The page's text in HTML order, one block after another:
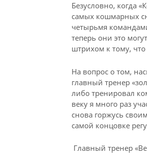
Безусловно, когда
самых кошмарных
четырьмя
теперь они это
штрихом к тому,
На вопрос о том,
главный тренер
либо тренировал
веку я много раз
снова горжусь
самой концовке
Главный тренер